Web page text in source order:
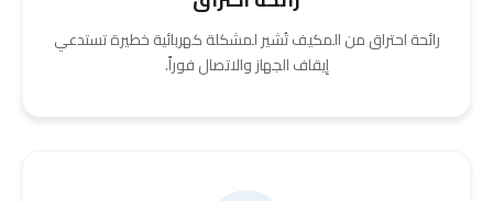
رائحة احتراق من المكيف تُشير لمشكلة كهربائية خطيرة تستدعي
إيقاف الجهاز والاتصال فوراً.